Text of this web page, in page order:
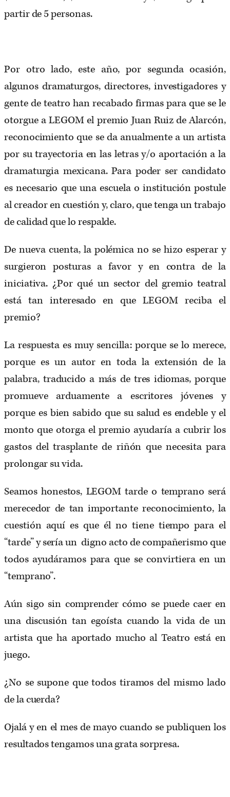
partir de 5 personas.
Por otro lado, este año, por segunda ocasión,
algunos dramaturgos, directores, investigadores y
gente de teatro han recabado firmas para que se le
otorgue a LEGOM el premio Juan Ruiz de Alarcón,
reconocimiento que se da anualmente a un artista
por su trayectoria en las letras y/o aportación a la
dramaturgia mexicana. Para poder ser candidato
es necesario que una escuela o institución postule
al creador en cuestión y, claro, que tenga un trabajo
de calidad que lo respalde.
De nueva cuenta, la polémica no se hizo esperar y
surgieron posturas a favor y en contra de la
iniciativa. ¿Por qué un sector del gremio teatral
está tan interesado en que LEGOM reciba el
premio?
La respuesta es muy sencilla: porque se lo merece,
porque es un autor en toda la extensión de la
palabra, traducido a más de tres idiomas, porque
promueve arduamente a escritores jóvenes y
porque es bien sabido que su salud es endeble y el
monto que otorga el premio ayudaría a cubrir los
gastos del trasplante de riñón que necesita para
prolongar su vida.
Seamos honestos, LEGOM tarde o temprano será
merecedor de tan importante reconocimiento, la
cuestión aquí es que él no tiene tiempo para el
“tarde” y sería un digno acto de compañerismo que
todos ayudáramos para que se convirtiera en un
“temprano”.
Aún sigo sin comprender cómo se puede caer en
una discusión tan egoísta cuando la vida de un
artista que ha aportado mucho al Teatro está en
juego.
¿No se supone que todos tiramos del mismo lado
de la cuerda?
Ojalá y en el mes de mayo cuando se publiquen los
resultados tengamos una grata sorpresa.